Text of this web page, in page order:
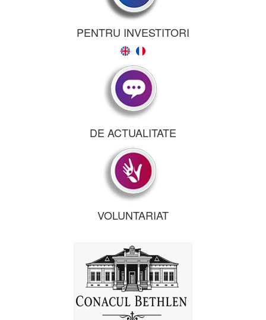
PENTRU INVESTITORI
DE ACTUALITATE
VOLUNTARIAT